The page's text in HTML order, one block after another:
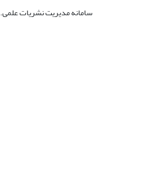
سامانه مدیریت نشریات علمی.